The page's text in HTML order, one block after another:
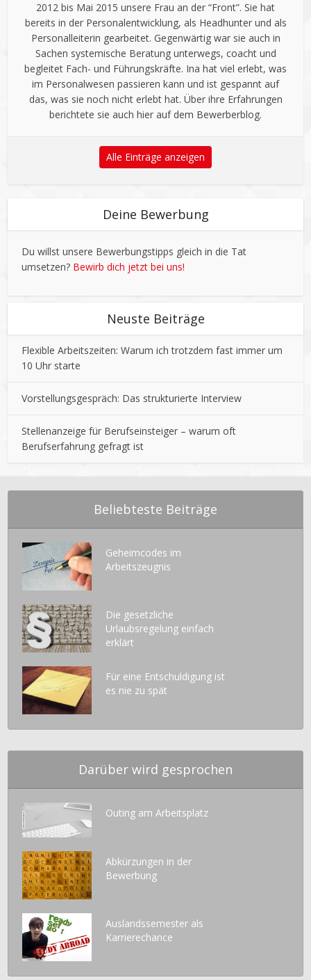
2012 bis Mai 2015 unsere Frau an der “Front”. Sie hat
bereits in der Personalentwicklung, als Headhunter und als
Personalleiterin gearbeitet. Gegenwärtig war sie auch in
Sachen systemische Beratung unterwegs, coacht und
begleitet Fach- und Führungskräfte. Ina hat viel erlebt, was
im Personalwesen passieren kann und ist gespannt auf
das, was sie noch nicht erlebt hat. Über ihre Erfahrungen
berichtete sie auch hier auf dem Bewerberblog.
Alle Einträge anzeigen
Deine Bewerbung
Du willst unsere Bewerbungstipps gleich in die Tat
umsetzen? Bewirb dich jetzt bei uns!
Neuste Beiträge
Flexible Arbeitszeiten: Warum ich trotzdem fast immer um
10 Uhr starte
Vorstellungsgespräch: Das strukturierte Interview
Stellenanzeige für Berufseinsteiger – warum oft
Berufserfahrung gefragt ist
Beliebteste Beiträge
Geheimcodes im
Arbeitszeugnis
Die gesetzliche
Urlaubsregelung einfach
erklärt
Für eine Entschuldigung ist
es nie zu spät
Darüber wird gesprochen
Outing am Arbeitsplatz
Abkürzungen in der
Bewerbung
Auslandssemester als
Karrierechance